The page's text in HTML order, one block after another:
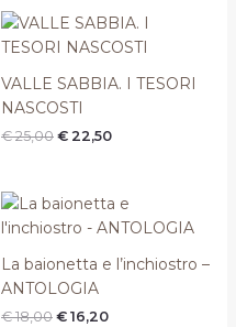
VALLE SABBIA. I TESORI
NASCOSTI
€25,00
Il
originale
€ 25,00.
€ 22,50
Il
attuale
€ 22,50.
La baionetta e l’inchiostro –
ANTOLOGIA
€18,00
Il
originale
€ 18,00.
€ 16,20
Il
attuale
€ 16,20.